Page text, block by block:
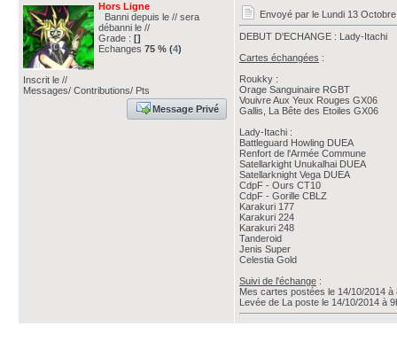
Hors Ligne
Banni depuis le // sera
débanni le //
Grade : []
Echanges 75 % (4)
Inscrit le //
Messages/ Contributions/ Pts
Message Privé
Envoyé par le Lundi 13
DEBUT D'ECHANGE : Lady-Itachi
Cartes échangées :
Roukky :
Orage Sanguinaire RGBT
Vouivre Aux Yeux Rouges GX06
Gallis, La Bête des Etoiles GX06
Lady-Itachi :
Battleguard Howling DUEA
Renfort de l'Armée Commune
Satellarkight Unukalhai DUEA
Satellarknight Vega DUEA
CdpF - Ours CT10
CdpF - Gorille CBLZ
Karakuri 177
Karakuri 224
Karakuri 248
Tanderoid
Jenis Super
Celestia Gold
Suivi de l'échange :
Mes cartes postées le 14/10/2014 à
Levée de La poste le 14/10/2014 à